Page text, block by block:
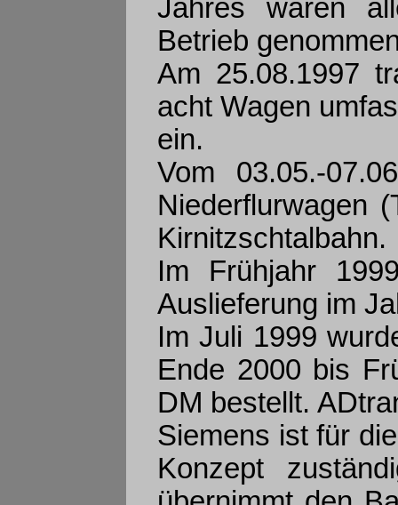
Jahres waren
Betrieb
Am 25.08.1997
acht Wagen
ein.
Vom 03.05.-
Niederflurwagen
Kirnitzschtalbahn.
Im Frühjahr
Auslieferung im
Im Juli 1999
Ende 2000 bis
DM bestellt.
Siemens ist für
Konzept